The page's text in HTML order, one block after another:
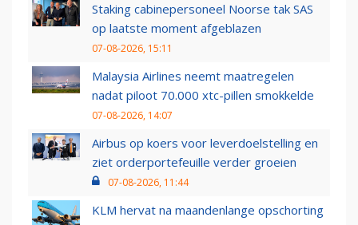
Staking cabinepersoneel Noorse tak SAS
op laatste moment afgeblazen
07-08-2026, 15:11
Malaysia Airlines neemt maatregelen
nadat piloot 70.000 xtc-pillen smokkelde
07-08-2026, 14:07
Airbus op koers voor leverdoelstelling en
ziet orderportefeuille verder groeien
07-08-2026, 11:44
KLM hervat na maandenlange opschorting